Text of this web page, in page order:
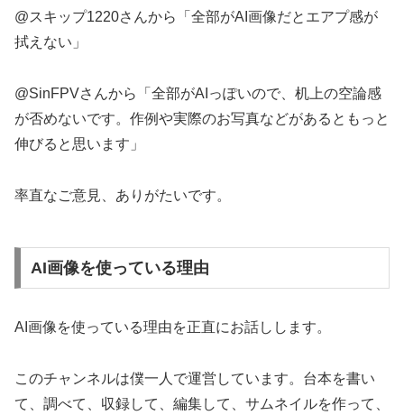
@スキップ1220さんから「全部がAI画像だとエアプ感が
拭えない」
@SinFPVさんから「全部がAIっぽいので、机上の空論感
が否めないです。作例や実際のお写真などがあるともっと
伸びると思います」
率直なご意見、ありがたいです。
AI画像を使っている理由
AI画像を使っている理由を正直にお話しします。
このチャンネルは僕一人で運営しています。台本を書い
て、調べて、収録して、編集して、サムネイルを作って、